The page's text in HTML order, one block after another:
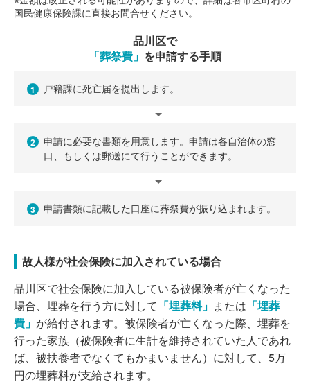
国民健康保険課に直接お問合せください。
品川区で
「葬祭費」 を申請する手順
1 戸籍課に死亡届を提出します。
2
申請に必要な書類を用意します。申請は各自治体の窓
口、もしくは郵送にて行うことができます。
3 申請書類に記載した口座に葬祭費が振り込まれます。
故人様が社会保険に加入されている場合
品川区で社会保険に加入している被保険者が亡くなった
場合、埋葬を行う方に対して 「埋葬料」 または 「埋葬
費」 が給付されます。被保険者が亡くなった際、埋葬を
行った家族（被保険者に生計を維持されていた人であれ
ば、被扶養者でなくてもかまいません）に対して、5万
円の埋葬料が支給されます。